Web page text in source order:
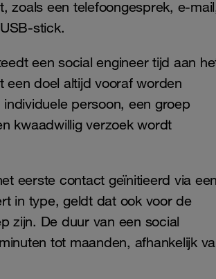
zoals een telefoongesprek, e-
stick.
een social engineer tijd aan
een doel altijd vooraf worden
persoon, een groep
kwaadwillig verzoek wordt
eerste contact geïnitieerd via een
in type, geldt dat ook voor de
zijn. De duur van een social
tot maanden, afhankelijk